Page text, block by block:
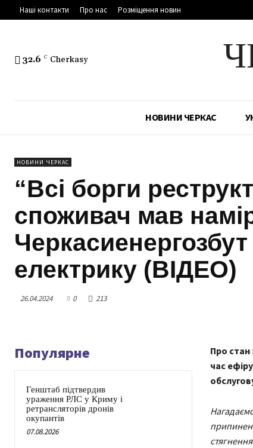
Наші контакти Про нас Розміщення новин
32.6 C Cherkasy
НОВИНИ ЧЕРКАС
НОВИНИ ЧЕРКАС
“Всі борги
споживач мав
електрику (ВІДЕО)
26.04.2024 0 213
Популярне
Генштаб підтвердив
ураження РЛС у Криму і
ретрансляторів дронів
окупантів
07.08.2026
Про стан
час